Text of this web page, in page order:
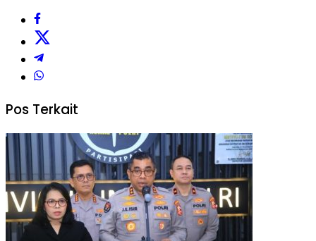
Pos Terkait